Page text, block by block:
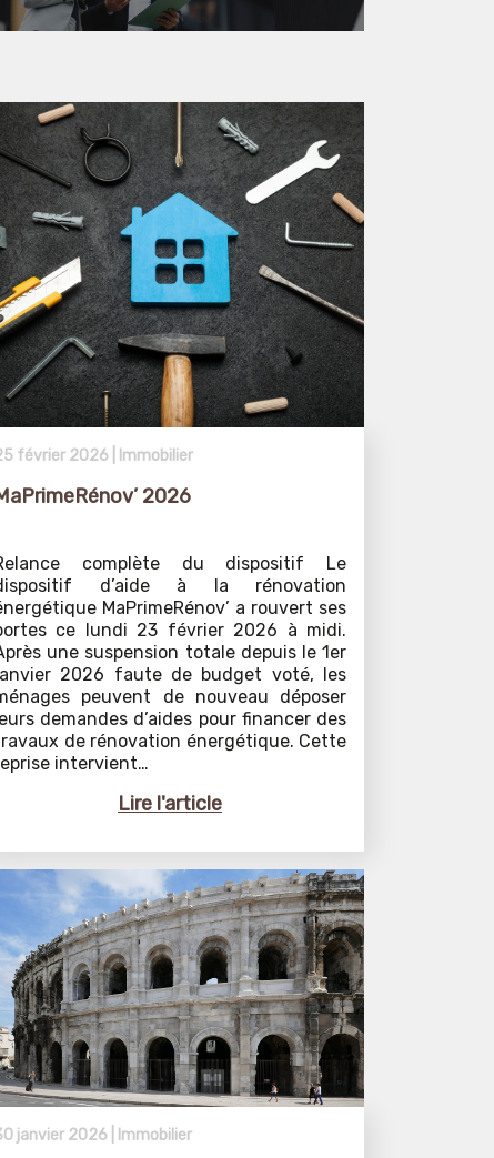
février 2026 | Immobilier
2026
complète du dispositif Le
d’aide à la rénovation
MaPrimeRénov’ a rouvert ses
ce lundi 23 février 2026 à midi.
une suspension totale depuis le 1er
2026 faute de budget voté, les
peuvent de nouveau déposer
leurs demandes d’aides pour financer des
de rénovation énergétique. Cette
intervient…
Lire l'article
janvier 2026 | Immobilier